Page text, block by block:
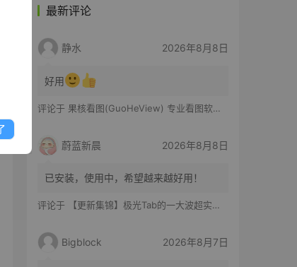
最新评论
静水 2026年8月8日
好用
评论于 果核看图(GuoHeView) 专业看图软件 v3.2.0.91
蔚蓝新晨 2026年8月8日
已安装，使用中，希望越来越好用！
评论于 【更新集锦】极光Tab的一大波超实用功能来啦！你最喜欢哪一个？
Bigblock 2026年8月7日